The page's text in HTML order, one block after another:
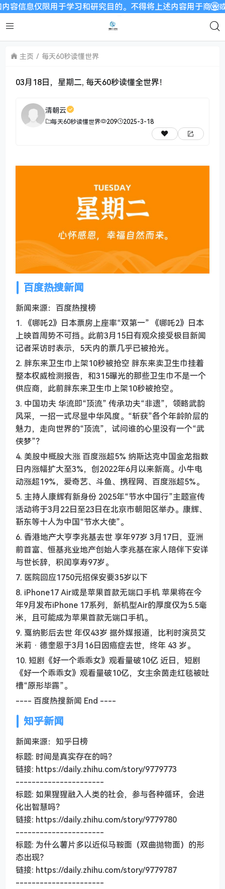
仅限用于学习和研究目的。不得将上述内容用于商业或者
主页 每天60秒读懂世界
03月18日，星期二, 每天60秒读懂全世界！
清朝云
每天60秒读懂世界 209 2025-3-18
百度热搜新闻
新闻来源：百度热搜榜
1. 《哪吒2》日本票房上座率“双第一” 《哪吒2》日本
上映首周势不可挡。此前3月15日有观众接受极目新闻
记者采访时表示，5天内的票几乎已被抢光。
2. 胖东来卫生巾上架10秒被抢空 胖东来卖卫生巾挂着
整本权威检测报告，和315曝光的那些卫生巾不是一个
供应商，此前胖东来卫生巾上架10秒被抢空。
3. 中国功夫 华流即“顶流” 传承功夫“非遗”，领略武韵
风采，一招一式尽显中华风度。“斩获”各个年龄阶层的
魅力，走向世界的“顶流”，试问谁的心里没有一个“武
侠梦”？
4. 美股中概股大涨 百度涨超5% 纳斯达克中国金龙指数
日内涨幅扩大至3%，创2022年6月以来新高。小牛电
动涨超19%，爱奇艺、斗鱼、携程网、百度涨超5%。
5. 主持人康辉有新身份 2025年“节水中国行”主题宣传
活动将于3月22日至23日在北京市朝阳区举办。康辉、
靳东等十人为中国“节水大使”。
6. 香港地产大亨李兆基去世 享年97岁 3月17日，亚洲
前首富、恒基兆业地产创始人李兆基在家人陪伴下安详
与世长辞，积闰享寿97岁。
7. 医院回应1750元招保安要35岁以下
8. iPhone17 Air或是苹果首款无端口手机 苹果将在今
年9月发布iPhone 17系列，新机型Air的厚度仅为5.5毫
米，且可能成为苹果首款无端口手机。
9. 戛纳影后去世 年仅43岁 据外媒报道，比利时演员艾
米莉 · 德奎恩于3月16日因癌症去世，终年 43 岁。
10. 短剧《好一个乖乖女》观看量破10亿 近日，短剧
《好一个乖乖女》观看量破10亿，女主余茵走红毯被吐
槽“原形毕露”。
---- 百度热搜新闻 End ----
知乎新闻
新闻来源：知乎日榜
标题: 时间是真实存在的吗？
链接: https://daily.zhihu.com/story/9779773
----------------------
标题: 如果猩猩融入人类的社会，参与各种循环，会进
化出智慧吗？
链接: https://daily.zhihu.com/story/9779780
----------------------
标题: 为什么薯片多以近似马鞍面（双曲抛物面）的形
态出现？
链接: https://daily.zhihu.com/story/9779787
----------------------